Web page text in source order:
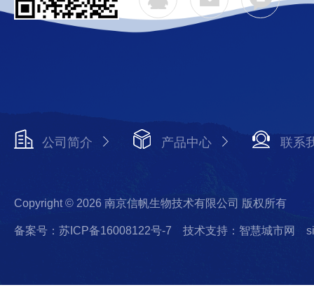
公司简介 产品中心 联系
Copyright © 2026 南京信帆生物技术有限公司 版权所有
备案号：苏ICP备16008122号-7 技术支持：智慧城市网